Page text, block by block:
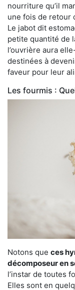
nourriture qu’il
une fois de retour
Le jabot dit
petite quantité de
l’ouvrière aura
destinées à
faveur pour leur
Les fourmis :
Notons que ces
décomposeur en
l’instar de toutes
Elles sont en